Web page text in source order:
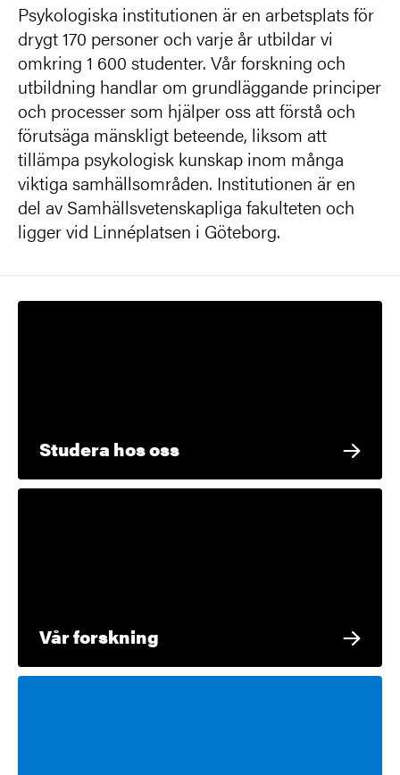
Psykologiska institutionen är en arbetsplats för
drygt 170 personer och varje år utbildar vi
omkring 1 600 studenter. Vår forskning och
utbildning handlar om grundläggande principer
och processer som hjälper oss att förstå och
förutsäga mänskligt beteende, liksom att
tillämpa psykologisk kunskap inom många
viktiga samhällsområden. Institutionen är en
del av Samhällsvetenskapliga fakulteten och
ligger vid Linnéplatsen i Göteborg.
Studera hos oss
Vår forskning